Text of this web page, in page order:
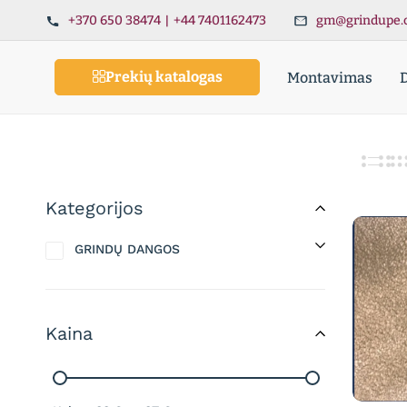
+370 650 38474 | +44 7401162473
Prekių katalogas Montavimas
Kategorijos
GRINDŲ DANGOS
Kaina